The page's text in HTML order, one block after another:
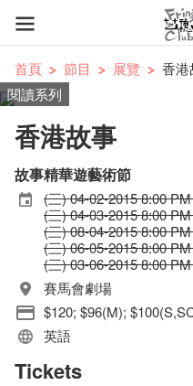
首頁 節目 展覽
香港
閱讀系列
香港故事
故事精華遊藝術節
(三) 04-02-2015 8:00
(三) 04-03-2015 8:00
(三) 08-04-2015 8:00
(三) 06-05-2015 8:00
(三) 03-06-2015 8:00
賽馬會劇場
$120; $96(M);
英語
Tickets